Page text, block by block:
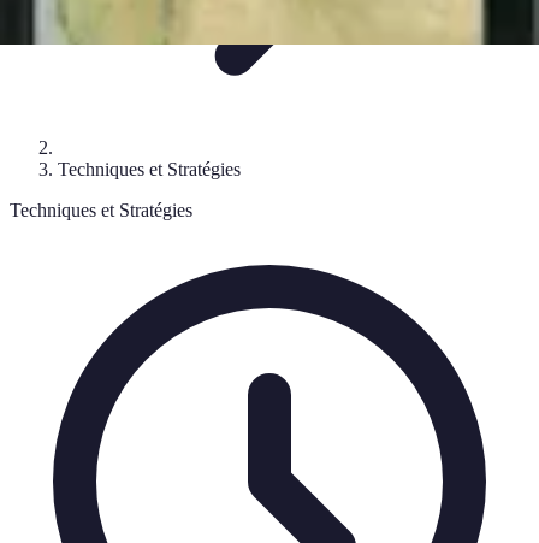
Techniques et Stratégies
Techniques et Stratégies